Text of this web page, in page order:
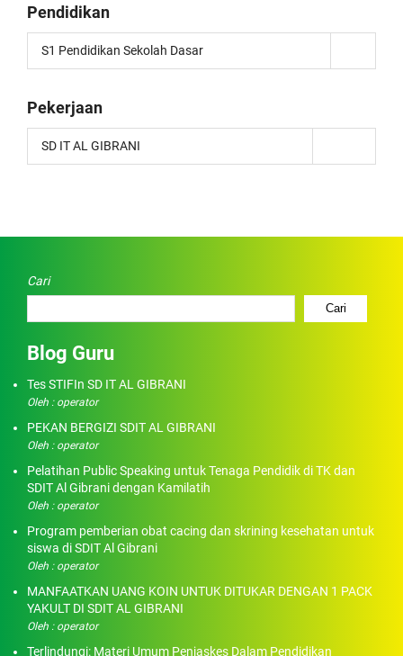
Pendidikan
S1 Pendidikan Sekolah Dasar
Pekerjaan
SD IT AL GIBRANI
Cari
Cari
Blog Guru
Tes STIFIn SD IT AL GIBRANI
Oleh : operator
PEKAN BERGIZI SDIT AL GIBRANI
Oleh : operator
Pelatihan Public Speaking untuk Tenaga Pendidik di TK dan
SDIT Al Gibrani dengan Kamilatih
Oleh : operator
Program pemberian obat cacing dan skrining kesehatan untuk
siswa di SDIT Al Gibrani
Oleh : operator
MANFAATKAN UANG KOIN UNTUK DITUKAR DENGAN 1 PACK
YAKULT DI SDIT AL GIBRANI
Oleh : operator
Terlindungi: Materi Umum Penjaskes Dalam Pendidikan